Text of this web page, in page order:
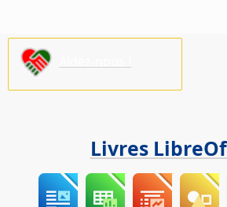
Livres